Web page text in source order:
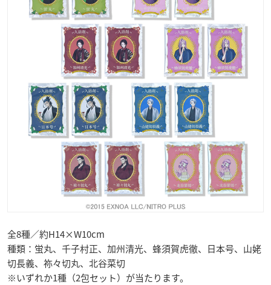
全8種／約H14×W10cm
種類：蛍丸、千子村正、加州清光、蜂須賀虎徹、日本号、山姥
切長義、祢々切丸、北谷菜切
※いずれか1種（2包セット）が当たります。